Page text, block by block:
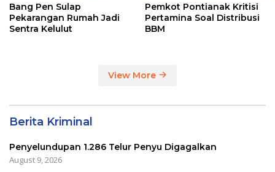
Bang Pen Sulap
Pekarangan Rumah Jadi
Sentra Kelulut
Pemkot Pontianak Kritisi
Pertamina Soal Distribusi
BBM
View More
Berita Kriminal
Penyelundupan 1.286 Telur Penyu Digagalkan
August 9, 2026